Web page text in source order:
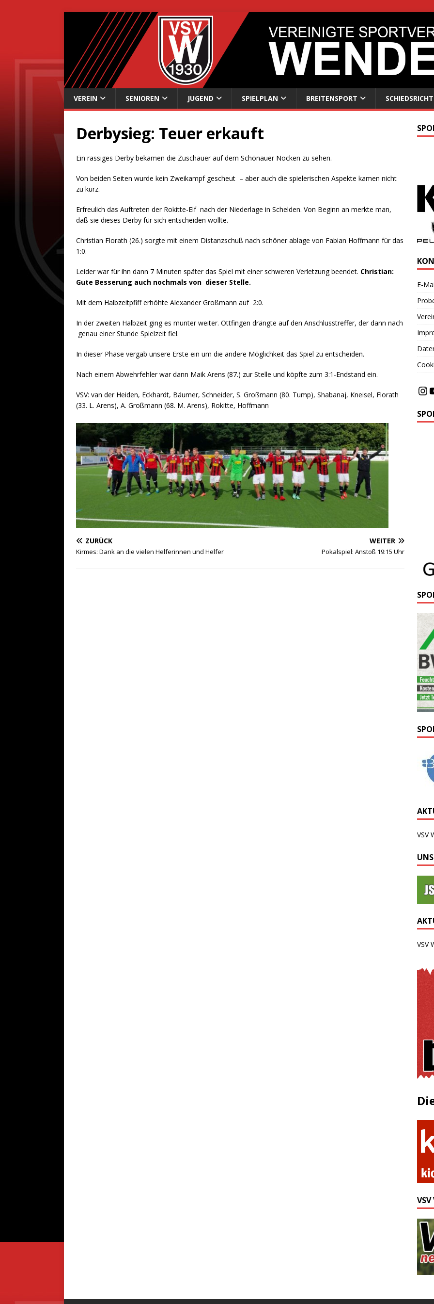
VEREIN SENIOREN JUGEND SPIELPLAN BREITENSPORT
Derbysieg: Teuer erkauft
Ein rassiges Derby bekamen die Zuschauer auf dem Schönauer Nocken zu sehen.
Von beiden Seiten wurde kein Zweikampf gescheut – aber auch die spielerischen Aspekte kamen nicht
zu kurz.
Erfreulich das Auftreten der Rokitte-Elf nach der Niederlage in Schelden. Von Beginn an merkte man,
daß sie dieses Derby für sich entscheiden wollte.
Christian Florath (26.) sorgte mit einem Distanzschuß nach schöner ablage von Fabian Hoffmann für das
1:0.
Leider war für ihn dann 7 Minuten später das Spiel mit einer schweren Verletzung beendet. Christian:
Gute Besserung auch nochmals von dieser Stelle.
Mit dem Halbzeitpfiff erhöhte Alexander Großmann auf 2:0.
In der zweiten Halbzeit ging es munter weiter. Ottfingen drängte auf den Anschlusstreffer, der dann nach
genau einer Stunde Spielzeit fiel.
In dieser Phase vergab unsere Erste ein um die andere Möglichkeit das Spiel zu entscheiden.
Nach einem Abwehrfehler war dann Maik Arens (87.) zur Stelle und köpfte zum 3:1-Endstand ein.
VSV: van der Heiden, Eckhardt, Bäumer, Schneider, S. Großmann (80. Tump), Shabanaj, Kneisel, Florath
(33. L. Arens), A. Großmann (68. M. Arens), Rokitte, Hoffmann
ZURÜCK
Kirmes: Dank an die vielen Helferinnen und Helfer
WEITER
Pokalspiel: Anstoß 19:15 Uhr
E-
VSV
VSV
VSV